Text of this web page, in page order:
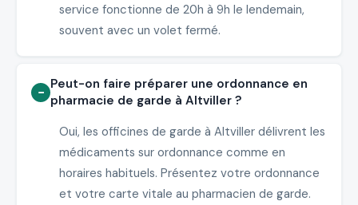
service fonctionne de 20h à 9h le lendemain,
souvent avec un volet fermé.
Peut-on faire préparer une ordonnance en
pharmacie de garde à Altviller ?
Oui, les officines de garde à Altviller délivrent les
médicaments sur ordonnance comme en
horaires habituels. Présentez votre ordonnance
et votre carte vitale au pharmacien de garde.